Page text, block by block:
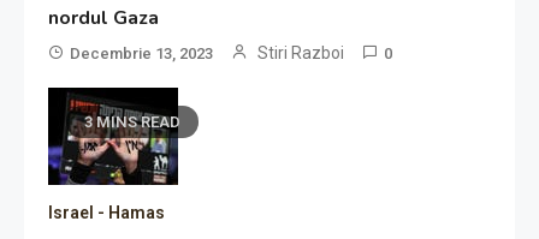
nordul Gaza
Decembrie 13, 2023 Stiri Razboi 0
3 MINS READ
Israel - Hamas